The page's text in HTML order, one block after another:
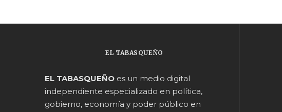
EL TABASQUEÑO
EL TABASQUEÑO es un medio digital
independiente especializado en política,
gobierno, economía y poder público en